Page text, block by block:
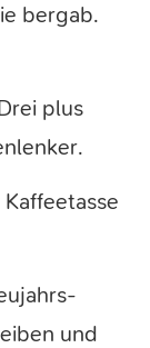
bergab.
plus
und